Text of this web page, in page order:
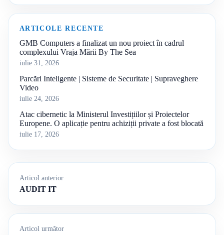
ARTICOLE RECENTE
GMB Computers a finalizat un nou proiect în cadrul
complexului Vraja Mării By The Sea
iulie 31, 2026
Parcări Inteligente | Sisteme de Securitate | Supraveghere
Video
iulie 24, 2026
Atac cibernetic la Ministerul Investițiilor și Proiectelor
Europene. O aplicație pentru achiziții private a fost blocată
iulie 17, 2026
Articol anterior
AUDIT IT
Articol următor